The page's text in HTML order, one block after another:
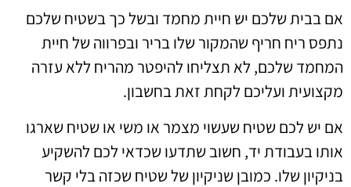
אם בבית שלכם יש חיית מחמד ובשל כך בשטיח שלכם
נתפס ריח חריף שהמקור שלו בריר ובפרווה של חיית
המחמד שלכם, לא תצליחו להיפטר מהריח ללא עזרה
מקצועית ועליכם לקחת זאת בחשבון.
אם יש לכם שטיח שעשוי מצמר או משי או שטיח שארגו
אותו בעבודת יד, חשוב שתדעו שכדאי לכם להשקיע
בניקיון שלו. כמובן שניקיון של שטיח שכזה בלי קשר